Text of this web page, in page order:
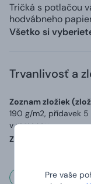
Pre vaše
Tričká s potlačou
hodvábneho
Všetko si
Trvanlivosť a
Zoznam zložiek
190 g/m2, přídavek
v ramenou.
Země původu: